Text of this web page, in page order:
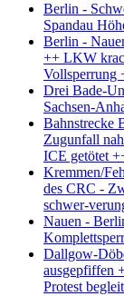
Berlin -
Spandau
Berlin -
++ LKW
Vollsperrung
Drei Bade-
Sachsen-
Bahnstrecke
Zugunfall
ICE getötet
Kremmen/
des CRC -
schwer-
Nauen -
Dallgow-
ausgepfiffen
Protest